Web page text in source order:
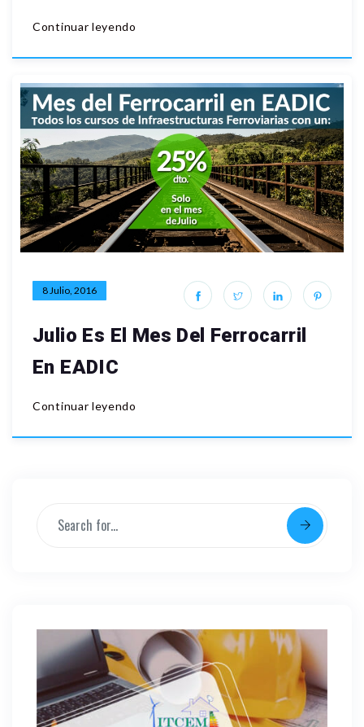
Continuar leyendo
8 Julio, 2016
Julio Es El Mes Del Ferrocarril
En EADIC
Continuar leyendo